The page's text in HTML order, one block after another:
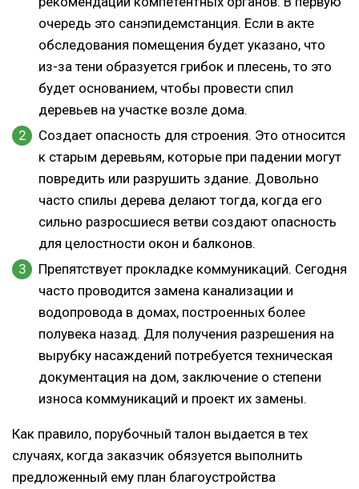
очередь это санэпидемстанция. Если в акте
обследования помещения будет указано, что
из-за тени образуется грибок и плесень, то это
будет основанием, чтобы провести спил
деревьев на участке возле дома.
Создает опасность для строения. Это относится
к старым деревьям, которые при падении могут
повредить или разрушить здание. Довольно
часто спилы дерева делают тогда, когда его
сильно разросшиеся ветви создают опасность
для целостности окон и балконов.
Препятствует прокладке коммуникаций. Сегодня
часто проводится замена канализации и
водопровода в домах, построенных более
полувека назад. Для получения разрешения на
вырубку насаждений потребуется техническая
документация на дом, заключение о степени
износа коммуникаций и проект их замены.
Как правило, порубочный талон выдается в тех
случаях, когда заказчик обязуется выполнить
предложенный ему план благоустройства